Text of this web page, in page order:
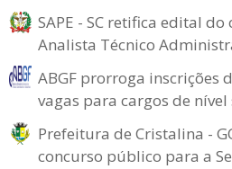
SAPE - SC retifica edital
Analista Técnico
ABGF prorroga inscrições
vagas para cargos de
Prefeitura de Cristalina -
concurso público para a